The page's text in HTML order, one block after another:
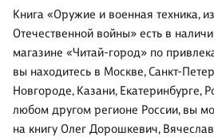
Книга «Оружие и военная техника,
Отечественной войны» есть в
магазине «Читай-город» по
вы находитесь в Москве, Санкт-
Новгороде, Казани, Екатеринбурге,
любом другом регионе России, вы
на книгу Олег Дорошкевич,